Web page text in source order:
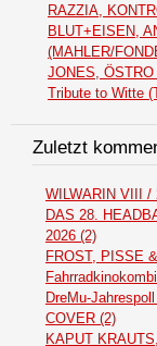
RAZZIA,
BLUT+EISEN,
(MAHLER/
JONES,
Tribute to Witte
Zuletzt
WILWARIN VIII /
DAS 28.
2026 (2)
FROST, PISSE
DreMu-
COVER (2)
KAPUT